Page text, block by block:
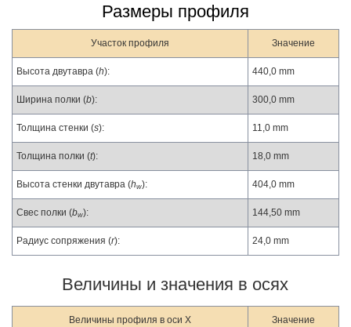
Размеры профиля
Участок профиля Значение
Высота двутавра (h): 440,0 mm
Ширина полки (b): 300,0 mm
Толщина стенки (s): 11,0 mm
Толщина полки (t): 18,0 mm
Высота стенки двутавра (hw): 404,0 mm
Свес полки (bw): 144,50 mm
Радиус сопряжения (r): 24,0 mm
Величины и значения в осях
Величины профиля в оси X Значение